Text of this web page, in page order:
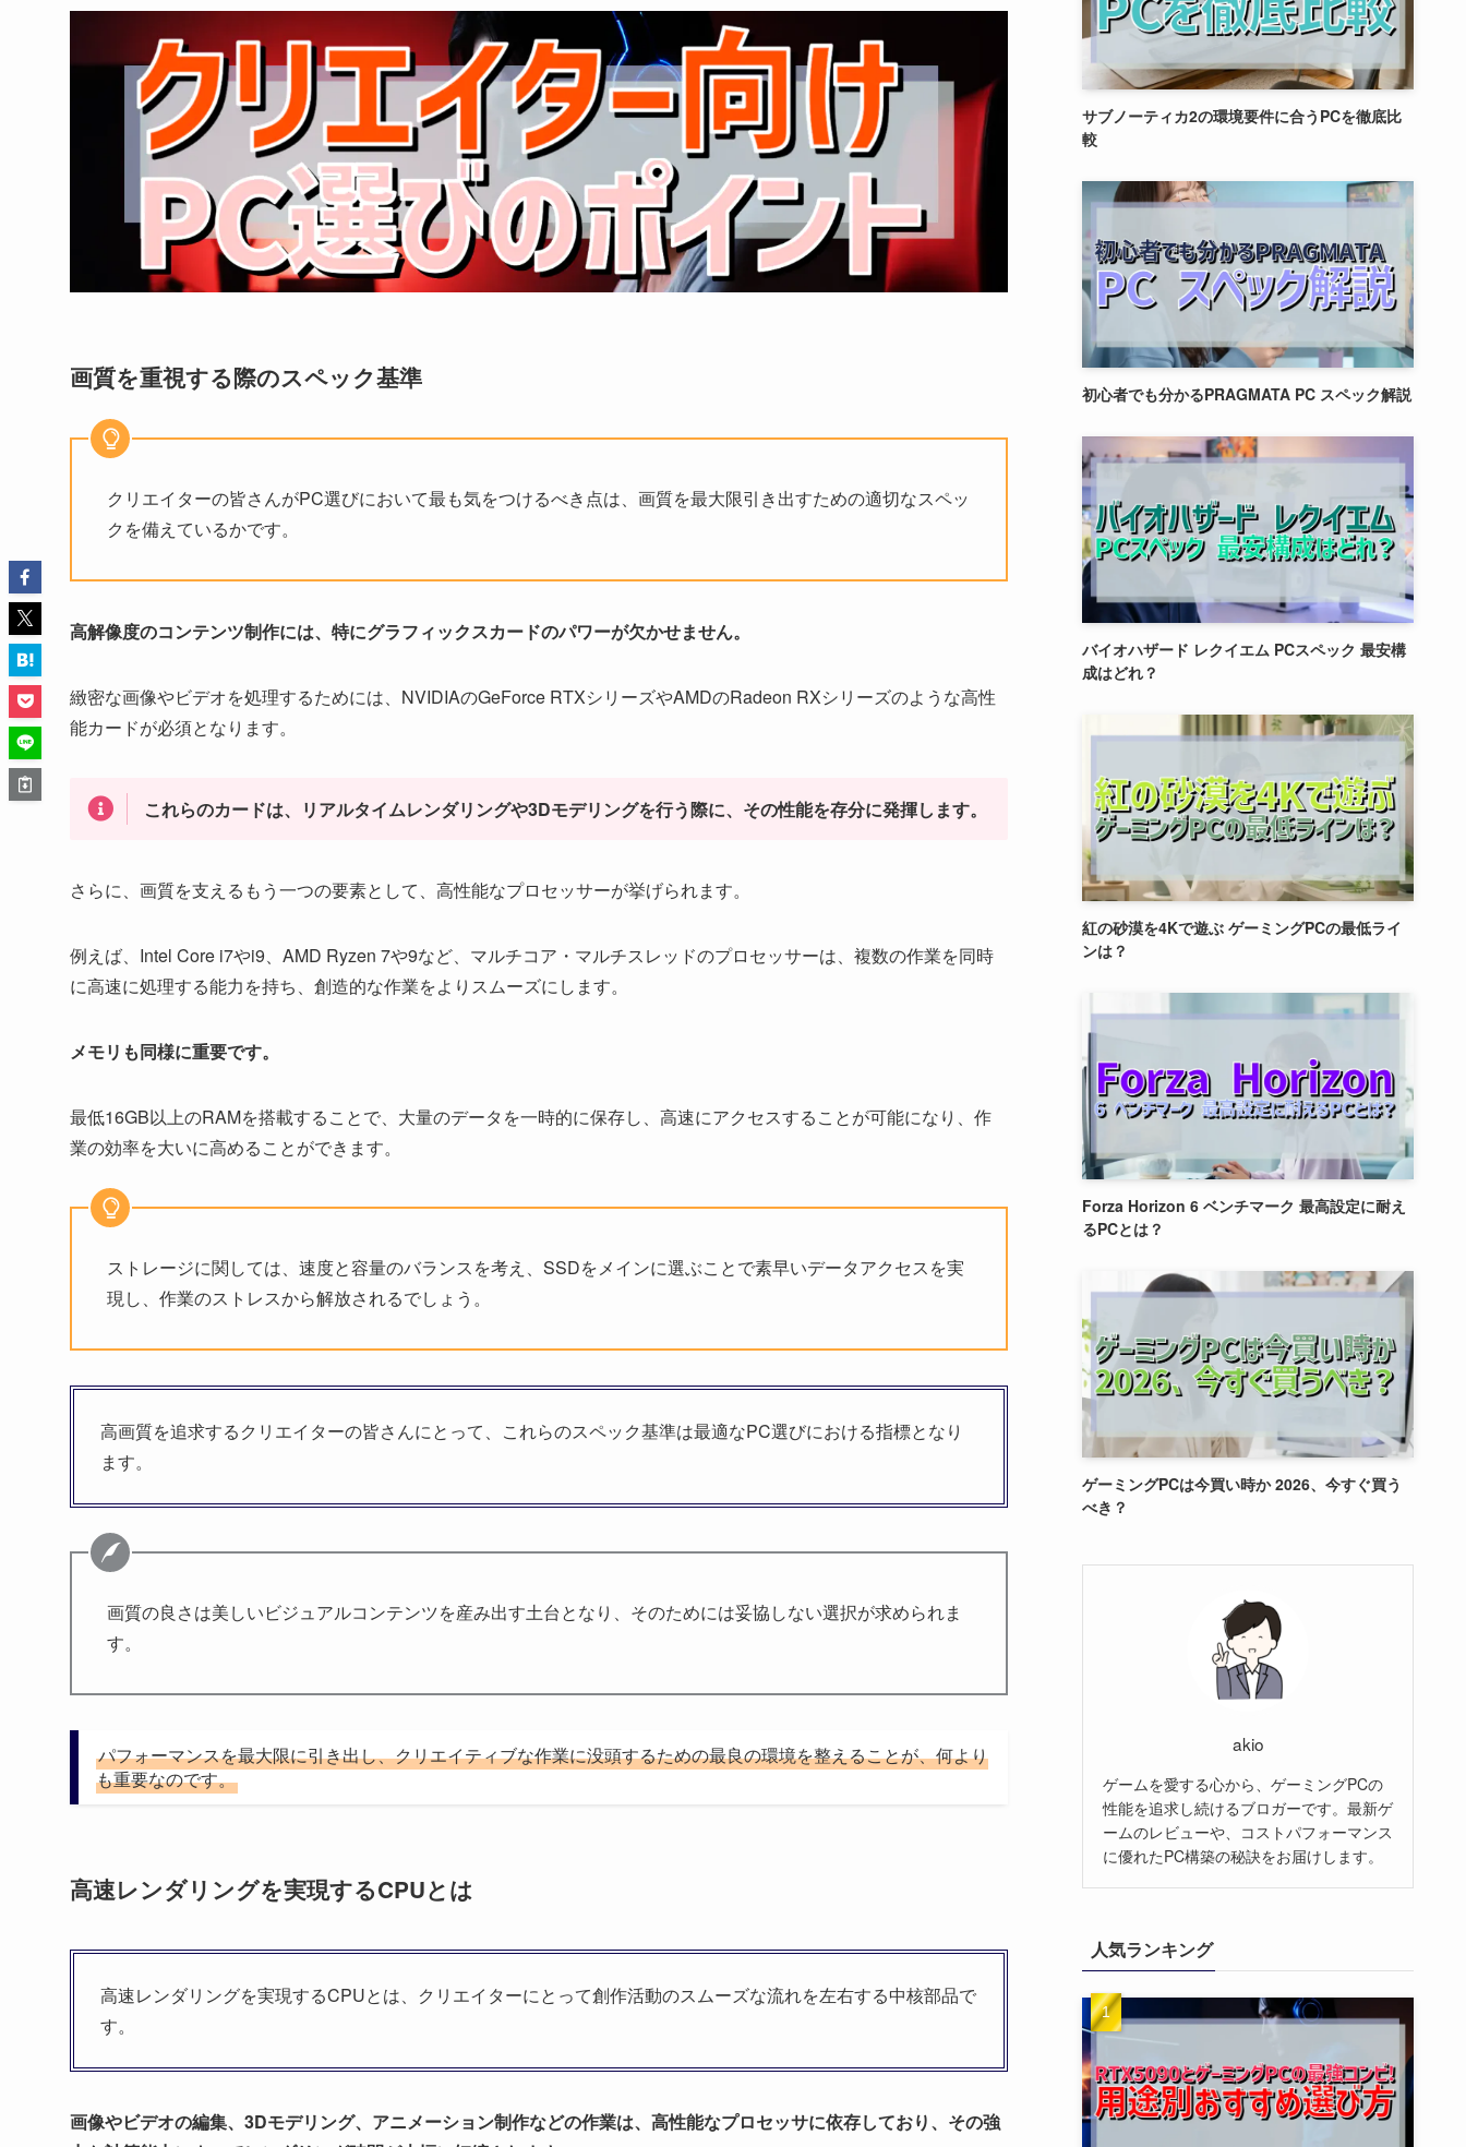
画質を重視する際のスペック基準
クリエイターの皆さんがPC選びにおいて最も気をつけるべき点は、画質を最大限引き出すための適切なスペッ
クを備えているかです。
高解像度のコンテンツ制作には、特にグラフィックスカードのパワーが欠かせません。
緻密な画像やビデオを処理するためには、NVIDIAのGeForce RTXシリーズやAMDのRadeon RXシリーズのような高性
能カードが必須となります。
これらのカードは、リアルタイムレンダリングや3Dモデリングを行う際に、その性能を存分に発揮します。
さらに、画質を支えるもう一つの要素として、高性能なプロセッサーが挙げられます。
例えば、Intel Core i7やi9、AMD Ryzen 7や9など、マルチコア・マルチスレッドのプロセッサーは、複数の作業を同時
に高速に処理する能力を持ち、創造的な作業をよりスムーズにします。
メモリも同様に重要です。
最低16GB以上のRAMを搭載することで、大量のデータを一時的に保存し、高速にアクセスすることが可能になり、作
業の効率を大いに高めることができます。
ストレージに関しては、速度と容量のバランスを考え、SSDをメインに選ぶことで素早いデータアクセスを実
現し、作業のストレスから解放されるでしょう。
高画質を追求するクリエイターの皆さんにとって、これらのスペック基準は最適なPC選びにおける指標となり
ます。
画質の良さは美しいビジュアルコンテンツを産み出す土台となり、そのためには妥協しない選択が求められま
す。
パフォーマンスを最大限に引き出し、クリエイティブな作業に没頭するための最良の環境を整えることが、何より
も重要なのです。
高速レンダリングを実現するCPUとは
高速レンダリングを実現するCPUとは、クリエイターにとって創作活動のスムーズな流れを左右する中核部品で
す。
画像やビデオの編集、3Dモデリング、アニメーション制作などの作業は、高性能なプロセッサに依存しており、その強
サブノーティカ2の環境要件に合うPCを徹底比
較
初心者でも分かるPRAGMATA PC スペック解説
バイオハザード レクイエム PCスペック 最安構
成はどれ？
紅の砂漠を4Kで遊ぶ ゲーミングPCの最低ライ
ンは？
Forza Horizon 6 ベンチマーク 最高設定に耐え
るPCとは？
ゲーミングPCは今買い時か 2026、今すぐ買う
べき？
akio
ゲームを愛する心から、ゲーミングPCの
性能を追求し続けるブロガーです。最新ゲ
ームのレビューや、コストパフォーマンス
に優れたPC構築の秘訣をお届けします。
人気ランキング